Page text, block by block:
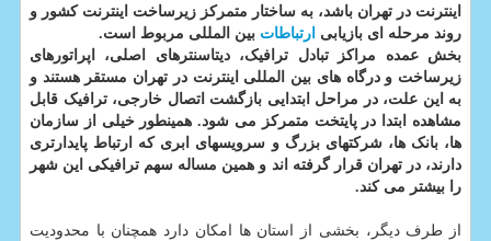
اینترنت در تهران باشد، به ساختار متمرکز زیرساخت اینترنت کشور و
روند مرحله ای بازیابی ارتباطات بین المللی مربوط است.
بخش عمده مراکز تبادل ترافیک، دیتاسنترهای اصلی، اپراتورهای
زیرساخت و درگاه های بین المللی اینترنت در تهران مستقر هستند و
به این علت، در مراحل ابتدایی بازگشت اتصال خارجی، ترافیک قابل
مشاهده ابتدا در پایتخت متمرکز می شود. همینطور خیلی از سازمان
ها، بانک ها، شرکتهای بزرگ و سرویسهای ابری که ارتباط پایدارتری
دارند، در تهران قرار گرفته اند و همین مساله سهم ترافیکی این شهر
را بیشتر می کند.
از طرف دیگر، بخشی از استان ها امکان دارد همچنان با محدودیت